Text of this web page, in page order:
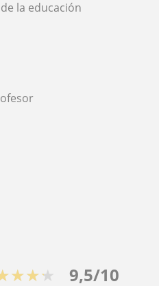
la educación
9,5/10